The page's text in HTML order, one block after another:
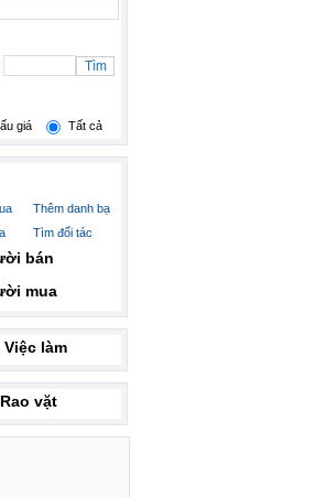
giá Tất cả
Thêm danh bạ
Tìm đối tác
bán
mua
làm
vặt